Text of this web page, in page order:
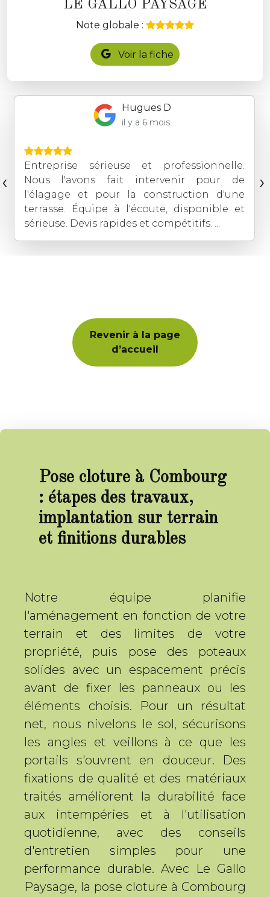
LE GALLO PAYSAGE
Note globale :
Voir la fiche
Hugues D
il y a 6 mois
Entreprise sérieuse et professionnelle.
Nous l'avons fait intervenir pour de
l'élagage et pour la construction d'une
terrasse. Équipe à l'écoute, disponible et
sérieuse. Devis rapides et compétitifs. ...
‹ ›
Revenir à la page
d’accueil
Pose cloture à Combourg
: étapes des travaux,
implantation sur terrain
et finitions durables
Notre équipe planifie
l'aménagement en fonction de votre
terrain et des limites de votre
propriété, puis pose des poteaux
solides avec un espacement précis
avant de fixer les panneaux ou les
éléments choisis. Pour un résultat
net, nous nivelons le sol, sécurisons
les angles et veillons à ce que les
portails s'ouvrent en douceur. Des
fixations de qualité et des matériaux
traités améliorent la durabilité face
aux intempéries et à l'utilisation
quotidienne, avec des conseils
d'entretien simples pour une
performance durable. Avec Le Gallo
Paysage, la pose cloture à Combourg